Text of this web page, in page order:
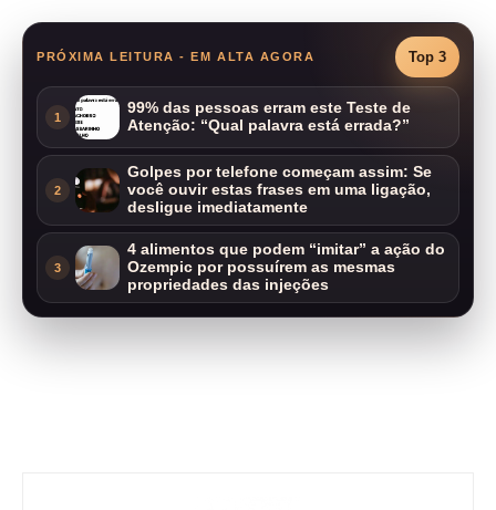
PRÓXIMA LEITURA - EM ALTA AGORA Top 3
1
99% das pessoas erram este Teste de
Atenção: “Qual palavra está errada?”
2
Golpes por telefone começam assim: Se
você ouvir estas frases em uma ligação,
desligue imediatamente
3
4 alimentos que podem “imitar” a ação do
Ozempic por possuírem as mesmas
propriedades das injeções